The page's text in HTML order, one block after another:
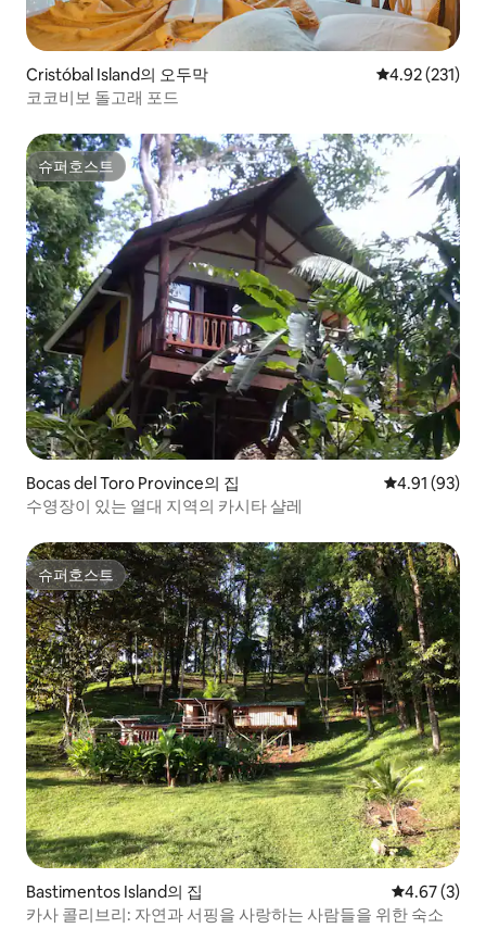
Cristóbal Island의 오두막 평점 4.92점(5
4.92 (231)
코코비보 돌고래 포드
슈퍼호스트
슈퍼호스트
Bocas del Toro Province의 집 평점 4.91점
4.91 (93)
수영장이 있는 열대 지역의 카시타 샬레
슈퍼호스트
슈퍼호스트
Bastimentos Island의 집 평점 4.67점
4.67 (3)
카사 콜리브리: 자연과 서핑을 사랑하는 사람들을 위한 숙소